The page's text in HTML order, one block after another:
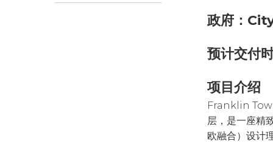
政府：
预计交付
项目介绍
Franklin
层，是一座精
欧融合）设计